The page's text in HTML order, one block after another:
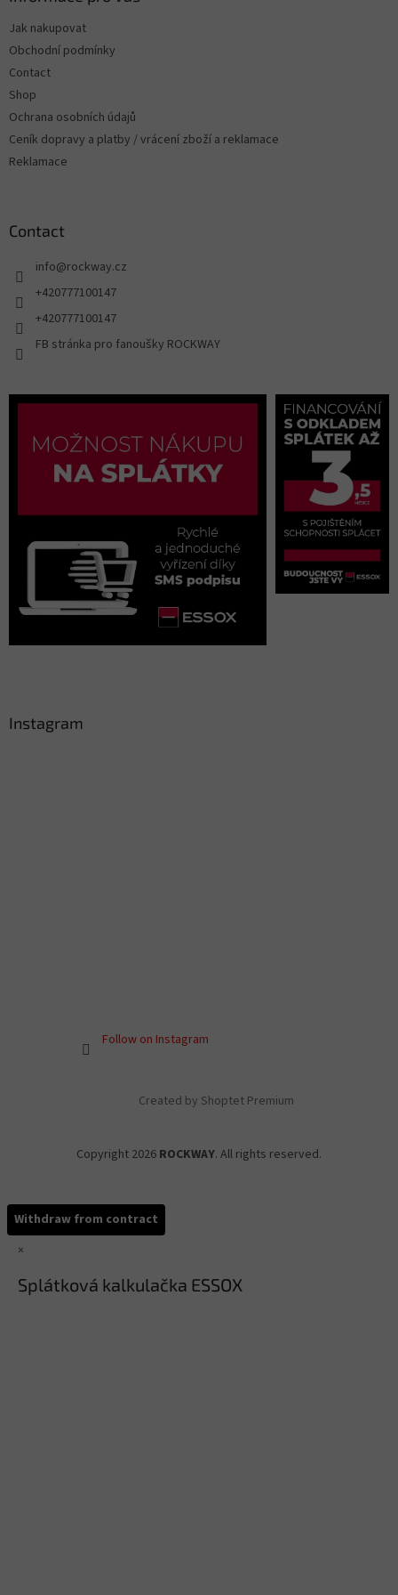
Jak nakupovat
Obchodní podmínky
Contact
Shop
Ochrana osobních údajů
Ceník dopravy a platby / vrácení zboží a reklamace
Reklamace
Contact
info@rockway.cz
+420777100147
+420777100147
FB stránka pro fanoušky ROCKWAY
Instagram
Follow on Instagram
Created by Shoptet Premium
Copyright 2026 ROCKWAY. All rights reserved.
Withdraw from contract
×
Splátková kalkulačka ESSOX